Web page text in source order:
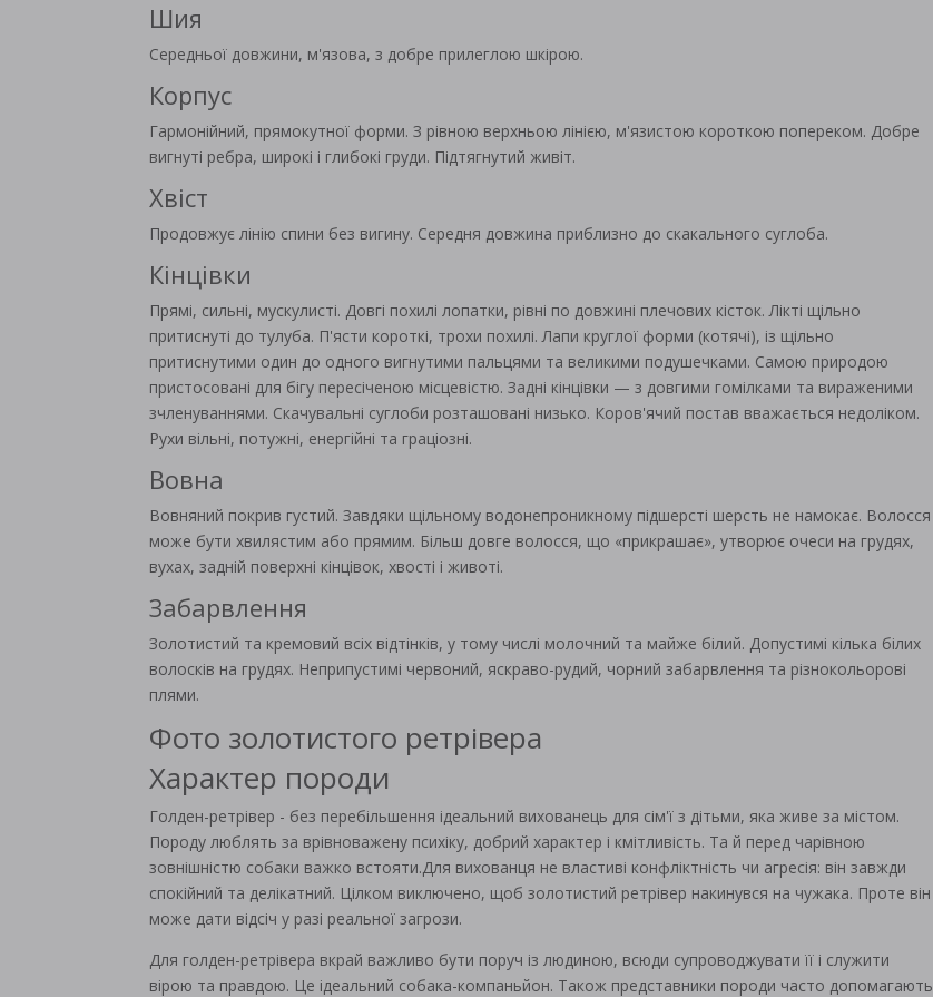
Шия
Середньої довжини, м'язова, з добре прилеглою шкірою.
Корпус
Гармонійний, прямокутної форми. З рівною верхньою лінією, м'язистою короткою попереком. Добре
вигнуті ребра, широкі і глибокі груди. Підтягнутий живіт.
Хвіст
Продовжує лінію спини без вигину. Середня довжина приблизно до скакального суглоба.
Кінцівки
Прямі, сильні, мускулисті. Довгі похилі лопатки, рівні по довжині плечових кісток. Лікті щільно
притиснуті до тулуба. П'ясти короткі, трохи похилі. Лапи круглої форми (котячі), із щільно
притиснутими один до одного вигнутими пальцями та великими подушечками. Самою природою
пристосовані для бігу пересіченою місцевістю. Задні кінцівки — з довгими гомілками та вираженими
зчленуваннями. Скачувальні суглоби розташовані низько. Коров'ячий постав вважається недоліком.
Рухи вільні, потужні, енергійні та граціозні.
Вовна
Вовняний покрив густий. Завдяки щільному водонепроникному підшерсті шерсть не намокає. Волосся
може бути хвилястим або прямим. Більш довге волосся, що «прикрашає», утворює очеси на грудях,
вухах, задній поверхні кінцівок, хвості і животі.
Забарвлення
Золотистий та кремовий всіх відтінків, у тому числі молочний та майже білий. Допустимі кілька білих
волосків на грудях. Неприпустимі червоний, яскраво-рудий, чорний забарвлення та різнокольорові
плями.
Фото золотистого ретрівера
Характер породи
Голден-ретрівер - без перебільшення ідеальний вихованець для сім'ї з дітьми, яка живе за містом.
Породу люблять за врівноважену психіку, добрий характер і кмітливість. Та й перед чарівною
зовнішністю собаки важко встояти.Для вихованця не властиві конфліктність чи агресія: він завжди
спокійний та делікатний. Цілком виключено, щоб золотистий ретрівер накинувся на чужака. Проте він
може дати відсіч у разі реальної загрози.
Для голден-ретрівера вкрай важливо бути поруч із людиною, всюди супроводжувати її і служити
вірою та правдою. Це ідеальний собака-компаньйон. Також представники породи часто допомагають